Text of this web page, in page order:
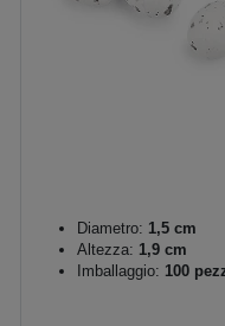
Diametro: 1,5 cm
Altezza: 1,9 cm
Imballaggio: 100